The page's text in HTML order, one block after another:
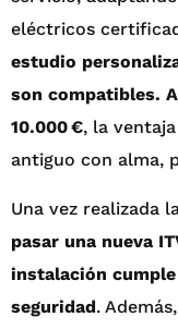
eléctricos
estudio
son compatibles.
10.000 €, la
antiguo con alma,
Una vez realizada
pasar una nueva
instalación
seguridad.